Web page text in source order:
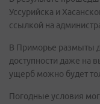
Уссурийска и
ссылкой на
В Приморье размыты
доступности даже на
ущерб можно будет
Погодные условия